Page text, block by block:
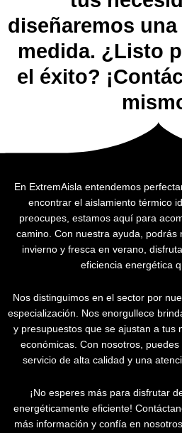
diseñaremos
medida. ¿Listo
el éxito?
En ExtremAisla entendemos
encontrar el aislamiento térmico
preocupes, estamos aquí para
camino. Con nuestra ayuda, podrás
invierno y fresca en verano,
eficiencia energética
Nos distinguimos en el sector por
especialización. Nos enorgullece
y presupuestos que se ajustan a tus
económicas. Con nosotros,
servicio de alta calidad y una
¡No esperes más para disfrutar
energéticamente eficiente!
más información y confía en